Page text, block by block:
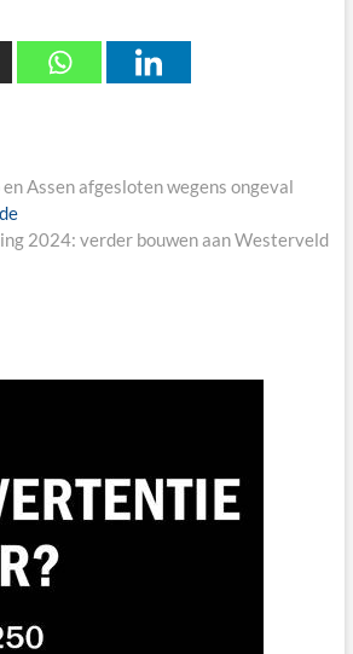
Assen afgesloten wegens ongeval
Next
post:
2024: verder bouwen aan Westerveld